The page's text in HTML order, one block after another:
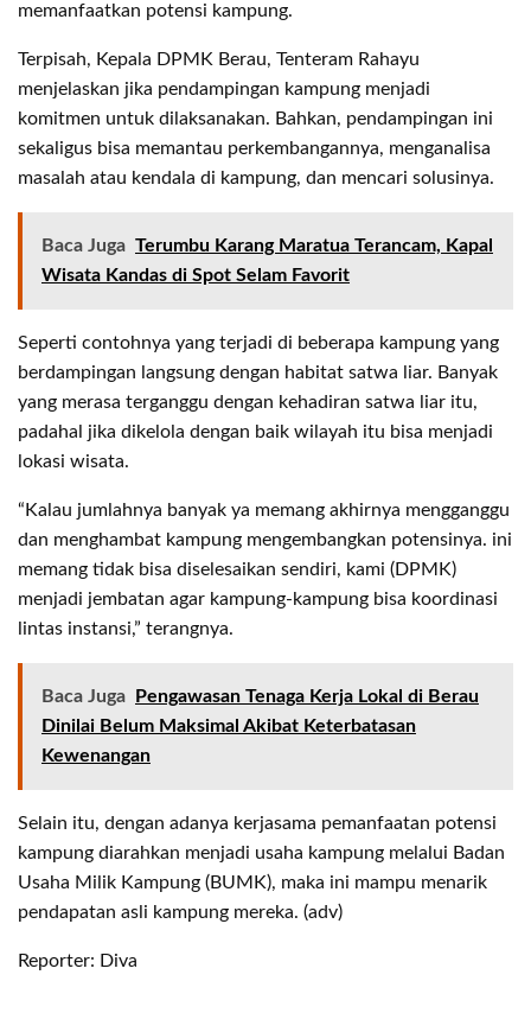
memanfaatkan potensi kampung.
Terpisah, Kepala DPMK Berau, Tenteram Rahayu
menjelaskan jika pendampingan kampung menjadi
komitmen untuk dilaksanakan. Bahkan, pendampingan ini
sekaligus bisa memantau perkembangannya, menganalisa
masalah atau kendala di kampung, dan mencari solusinya.
Baca Juga Terumbu Karang Maratua Terancam, Kapal
Wisata Kandas di Spot Selam Favorit
Seperti contohnya yang terjadi di beberapa kampung yang
berdampingan langsung dengan habitat satwa liar. Banyak
yang merasa terganggu dengan kehadiran satwa liar itu,
padahal jika dikelola dengan baik wilayah itu bisa menjadi
lokasi wisata.
“Kalau jumlahnya banyak ya memang akhirnya mengganggu
dan menghambat kampung mengembangkan potensinya. ini
memang tidak bisa diselesaikan sendiri, kami (DPMK)
menjadi jembatan agar kampung-kampung bisa koordinasi
lintas instansi,” terangnya.
Baca Juga
Pengawasan Tenaga Kerja Lokal di Berau
Dinilai Belum Maksimal Akibat Keterbatasan
Kewenangan
Selain itu, dengan adanya kerjasama pemanfaatan potensi
kampung diarahkan menjadi usaha kampung melalui Badan
Usaha Milik Kampung (BUMK), maka ini mampu menarik
pendapatan asli kampung mereka. (adv)
Reporter: Diva